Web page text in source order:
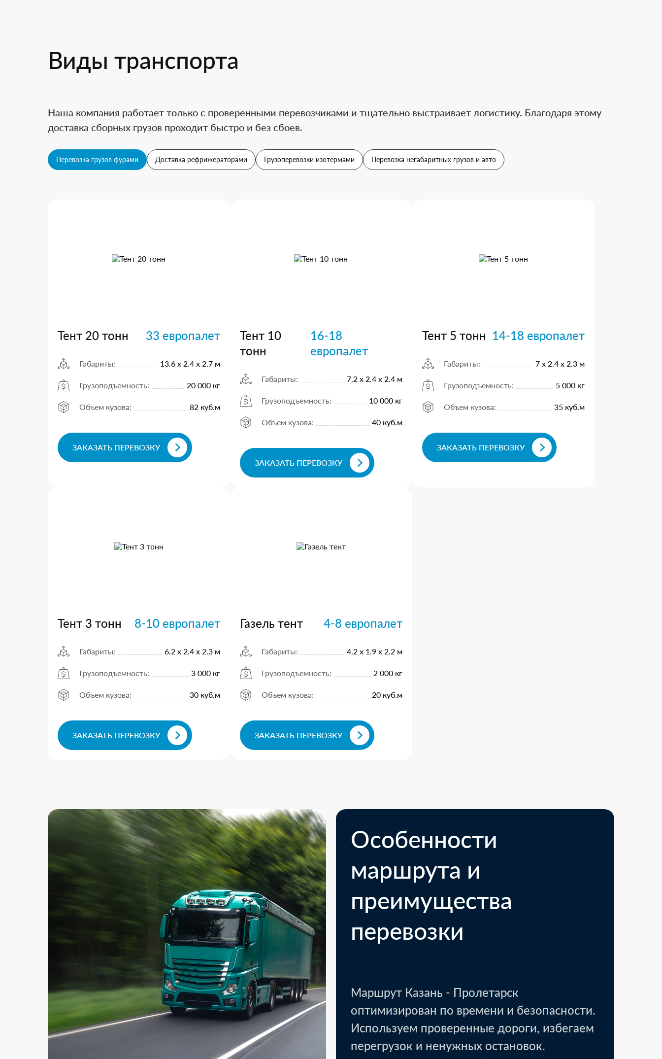
Виды транспорта
Наша компания работает только с проверенными перевозчиками и тщательно выстраивает логистику. Благодаря этому
доставка сборных грузов проходит быстро и без сбоев.
Перевозка грузов фурами Доставка рефрижераторами Грузоперевозки изотермами Перевозка негабаритных грузов и авто
Тент 20 тонн 33 европалет
Габариты: 13.6 х 2.4 х 2.7 м
Грузоподъемность: 20 000 кг
Объем кузова: 82 куб.м
ЗАКАЗАТЬ ПЕРЕВОЗКУ
Тент 10
тонн
16-18
европалет
Габариты: 7.2 х 2.4 х 2.4 м
Грузоподъемность: 10 000 кг
Объем кузова: 40 куб.м
ЗАКАЗАТЬ ПЕРЕВОЗКУ
Тент 5 тонн 14-18 европалет
Габариты: 7 х 2.4 х 2.3 м
Грузоподъемность: 5 000 кг
Объем кузова: 35 куб.м
ЗАКАЗАТЬ ПЕРЕВОЗКУ
Тент 3 тонн 8-10 европалет
Габариты: 6.2 х 2.4 х 2.3 м
Грузоподъемность: 3 000 кг
Объем кузова: 30 куб.м
ЗАКАЗАТЬ ПЕРЕВОЗКУ
Газель тент 4-8 европалет
Габариты: 4.2 х 1.9 х 2.2 м
Грузоподъемность: 2 000 кг
Объем кузова: 20 куб.м
ЗАКАЗАТЬ ПЕРЕВОЗКУ
Особенности
маршрута и
преимущества
перевозки
Маршрут Казань - Пролетарск
оптимизирован по времени и безопасности.
Используем проверенные дороги, избегаем
перегрузок и ненужных остановок.
Казань
Котовск, Тамбовская область